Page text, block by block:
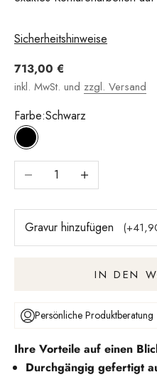
Sicherheitshinweise
Angebot
713,00 €
inkl. MwSt. und zzgl. Versand
Farbe:Schwarz
Schwarz
Anzahl verringernAnzahl erhöhen
Gravur hinzufügen
IN DEN
Persönliche Produktberatung
Ihre Vorteile auf einen
Durchgängig gefertigt